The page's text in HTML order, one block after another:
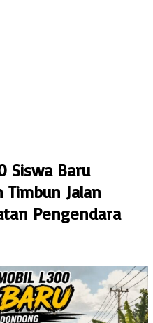
Siswa Baru
Jalan
Pengendara